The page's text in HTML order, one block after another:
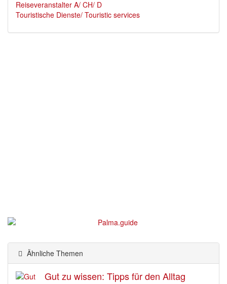
Reiseveranstalter A/ CH/ D
Touristische Dienste/ Touristic services
Ähnliche Themen
Gut zu wissen: Tipps für den Alltag